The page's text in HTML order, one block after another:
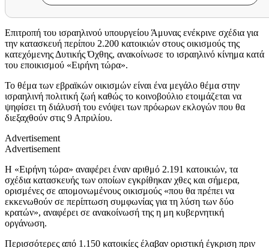
Επιτροπή του ισραηλινού υπουργείου Άμυνας ενέκρινε σχέδια για
την κατασκευή περίπου 2.200 κατοικιών στους οικισμούς της
κατεχόμενης Δυτικής Όχθης, ανακοίνωσε το ισραηλινό κίνημα κατά
του εποικισμού «Ειρήνη τώρα».
Το θέμα των εβραϊκών οικισμών είναι ένα μεγάλο θέμα στην
ισραηλινή πολιτική ζωή καθώς το κοινοβούλιο ετοιμάζεται να
ψηφίσει τη διάλυσή του ενόψει των πρόωρων εκλογών που θα
διεξαχθούν στις 9 Απριλίου.
Advertisement
Advertisement
Η «Ειρήνη τώρα» αναφέρει έναν αριθμό 2.191 κατοικιών, τα
σχέδια κατασκευής των οποίων εγκρίθηκαν χθες και σήμερα,
ορισμένες σε απομονωμένους οικισμούς «που θα πρέπει να
εκκενωθούν σε περίπτωση συμφωνίας για τη λύση των δύο
κρατών», αναφέρει σε ανακοίνωσή της η μη κυβερνητική
οργάνωση.
Περισσότερες από 1.150 κατοικίες έλαβαν οριστική έγκριση πριν